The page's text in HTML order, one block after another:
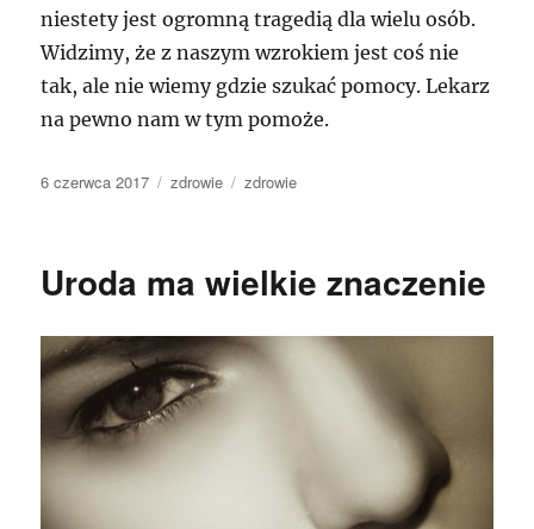
niestety jest ogromną tragedią dla wielu osób.
Widzimy, że z naszym wzrokiem jest coś nie
tak, ale nie wiemy gdzie szukać pomocy. Lekarz
na pewno nam w tym pomoże.
Data
6 czerwca 2017 Kategorie
zdrowie Tagi
zdrowie
Uroda ma wielkie znaczenie